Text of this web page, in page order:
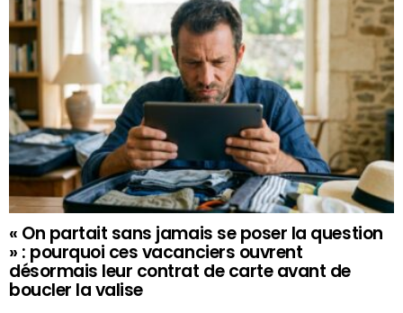
« On partait sans jamais se poser la question
» : pourquoi ces vacanciers ouvrent
désormais leur contrat de carte avant de
boucler la valise